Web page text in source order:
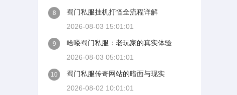
8
蜀门私服挂机打怪全流程详解
2026-08-03 15:01:01
9
哈喽蜀门私服：老玩家的真实体验
2026-08-03 05:01:01
10
蜀门私服传奇网站的暗面与现实
2026-08-02 10:01:01